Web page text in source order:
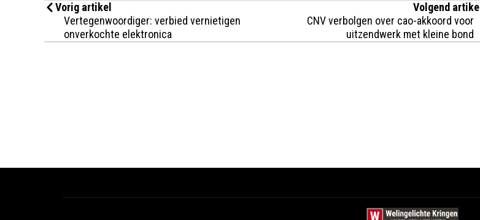
Vorig artikel
Vertegenwoordiger: verbied vernietigen
onverkochte elektronica
Volgend artikel
CNV verbolgen over cao-akkoord voor
uitzendwerk met kleine bond